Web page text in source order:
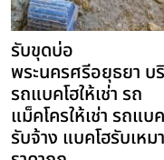
รับขุดบ่อ
พระนครศรีอยุธยา บ
รถแบคโฮให้เช่า รถ
แม็คโครให้เช่า รถแบ
รับจ้าง แบคโฮรับเหมา